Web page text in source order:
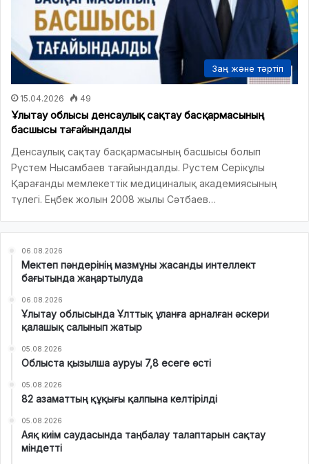
Заң және тәртіп
15.04.2026 49
Ұлытау облысы денсаулық сақтау басқармасының
басшысы тағайындалды
Денсаулық сақтау басқармасының басшысы болып
Рүстем Нысамбаев тағайындалды. Рустем Серікұлы
Қарағанды мемлекеттік медициналық академиясының
түлегі. Еңбек жолын 2008 жылы Сәтбаев…
06.08.2026
Мектеп пәндерінің мазмұны жасанды интеллект
бағытында жаңартылуда
06.08.2026
Ұлытау облысында Ұлттық ұланға арналған әскери
қалашық салынып жатыр
05.08.2026
Облыста қызылша ауруы 7,8 есеге өсті
05.08.2026
82 азаматтың құқығы қалпына келтірілді
05.08.2026
Аяқ киім саудасында таңбалау талаптарын сақтау
міндетті